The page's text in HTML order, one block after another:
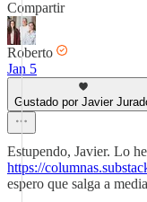
Compartir
Roberto
Jan 5
Gustado por Javier
Estupendo, Javier. Lo
https://
espero que salga a